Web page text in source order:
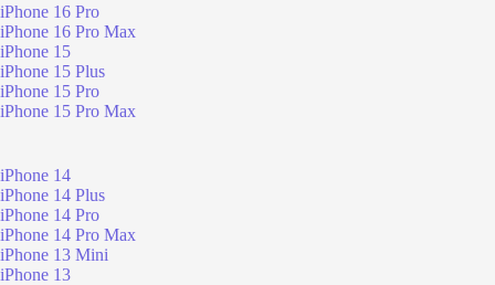
iPhone 16 Pro
iPhone 16 Pro Max
iPhone 15
iPhone 15 Plus
iPhone 15 Pro
iPhone 15 Pro Max
iPhone 14
iPhone 14 Plus
iPhone 14 Pro
iPhone 14 Pro Max
iPhone 13 Mini
iPhone 13